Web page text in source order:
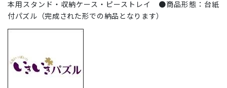
本用スタンド・収納ケース・ピーストレイ ●商品形態：台紙
付パズル（完成された形での納品となります）